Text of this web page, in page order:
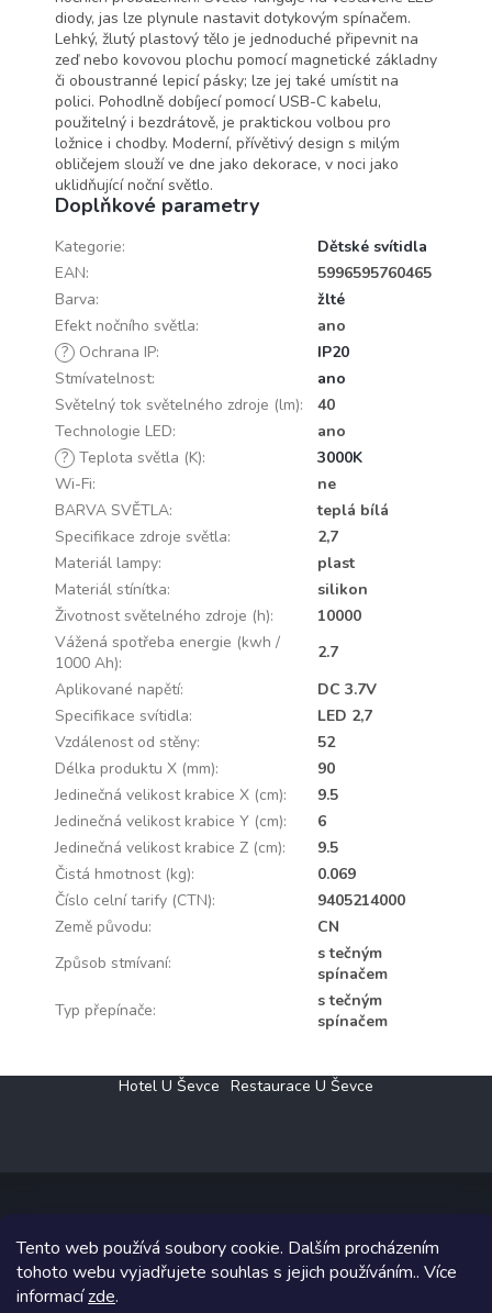
Tento web používá soubory cookie. Dalším procházením
tohoto webu vyjadřujete souhlas s jejich používáním.. Více
informacízde.
diody, jas lze plynule nastavit dotykovým spínačem.
Lehký, žlutý plastový tělo je jednoduché připevnit na
zeď nebo kovovou plochu pomocí magnetické základny
či oboustranné lepicí pásky; lze jej také umístit na
polici. Pohodlně dobíjecí pomocí USB-C kabelu,
použitelný i bezdrátově, je praktickou volbou pro
ložnice i chodby. Moderní, přívětivý design s milým
obličejem slouží ve dne jako dekorace, v noci jako
uklidňující noční světlo.
Doplňkové parametry
Kategorie:
Dětské svítidla
EAN:
5996595760465
Barva:
žlté
Efekt nočního světla:
ano
? Ochrana IP:
IP20
Stmívatelnost:
ano
Světelný tok světelného zdroje (lm):
40
Technologie LED:
ano
? Teplota světla (K):
3000K
Wi-Fi:
ne
BARVA SVĚTLA:
teplá bílá
Specifikace zdroje světla:
2,7
Materiál lampy:
plast
Materiál stínítka:
silikon
Životnost světelného zdroje (h):
10000
Vážená spotřeba energie (kwh /
1000 Ah):
2.7
Aplikované napětí:
DC 3.7V
Specifikace svítidla:
LED 2,7
Vzdálenost od stěny:
52
Délka produktu X (mm):
90
Jedinečná velikost krabice X (cm):
9.5
Jedinečná velikost krabice Y (cm):
6
Jedinečná velikost krabice Z (cm):
9.5
Čistá hmotnost (kg):
0.069
Číslo celní tarify (CTN):
9405214000
Země původu:
CN
Způsob stmívaní:
s tečným
spínačem
Typ přepínače:
s tečným
spínačem
Hotel U Ševce Restaurace U Ševce
Copyright 2026Elektro Klesný s.r.o.. Všechna práva vyhrazena.
Grafický návrh vytvořil a na Shoptet implementoval